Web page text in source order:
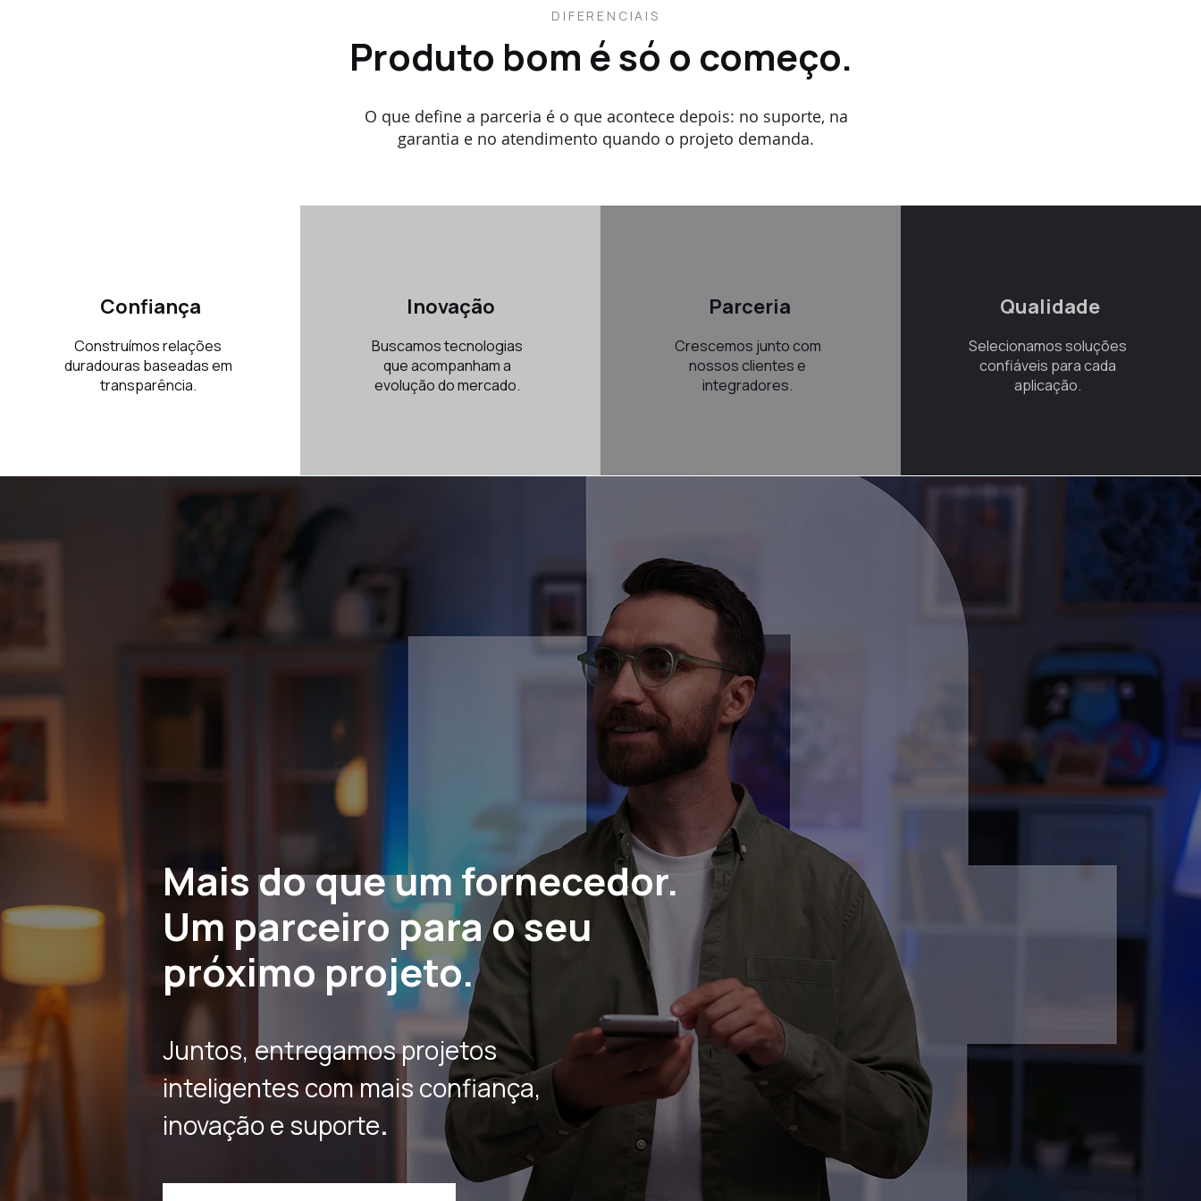
DIFERENCIAIS
Produto bom é só o começo.
O que define a parceria é o que acontece depois: no suporte, na
garantia e no atendimento quando o projeto demanda.
Confiança
Construímos relações
duradouras baseadas em
transparência.
Inovação
Buscamos tecnologias
que acompanham a
evolução do mercado.
Parceria
Crescemos junto com
nossos clientes e
integradores.
Qualidade
Selecionamos soluções
confiáveis para cada
aplicação.
Mais do que um fornecedor.
Um parceiro para o seu
próximo projeto.
Juntos, entregamos projetos
inteligentes com mais confiança,
inovação e suporte.